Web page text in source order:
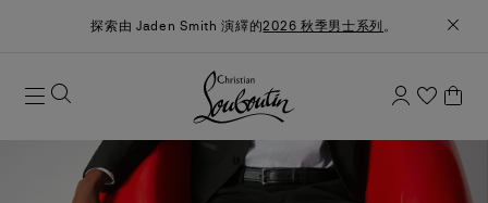
探索由 Jaden Smith 演繹的2026 秋季男士系列 。